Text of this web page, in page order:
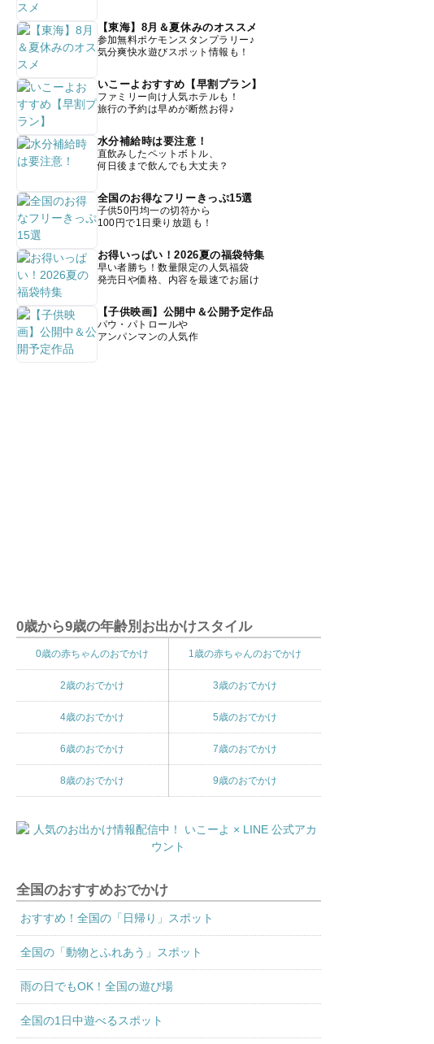
【東海】8月＆夏休みのオススメ
参加無料ポケモンスタンプラリー♪
気分爽快水遊びスポット情報も！
いこーよおすすめ【早割プラン】
ファミリー向け人気ホテルも！
旅行の予約は早めが断然お得♪
水分補給時は要注意！
直飲みしたペットボトル、
何日後まで飲んでも大丈夫？
全国のお得なフリーきっぷ15選
子供50円均一の切符から
100円で1日乗り放題も！
お得いっぱい！2026夏の福袋特集
早い者勝ち！数量限定の人気福袋
発売日や価格、内容を最速でお届け
【子供映画】公開中＆公開予定作品
パウ・パトロールや
アンパンマンの人気作
0歳から9歳の年齢別お出かけスタイル
0歳の赤ちゃんのおでかけ 1歳の赤ちゃんのおでかけ
2歳のおでかけ 3歳のおでかけ
4歳のおでかけ 5歳のおでかけ
6歳のおでかけ 7歳のおでかけ
8歳のおでかけ 9歳のおでかけ
全国のおすすめおでかけ
おすすめ！全国の「日帰り」スポット
全国の「動物とふれあう」スポット
雨の日でもOK！全国の遊び場
全国の1日中遊べるスポット